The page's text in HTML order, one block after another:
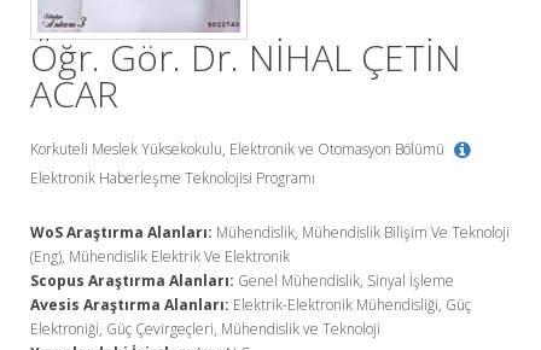
Öğr. Gör. Dr. NİHAL ÇETİN
ACAR
Korkuteli Meslek Yüksekokulu, Elektronik ve Otomasyon Bölümü
Elektronik Haberleşme Teknolojisi Programı
WoS Araştırma Alanları: Mühendislik, Mühendislik Bilişim Ve Teknoloji
(Eng), Mühendislik Elektrik Ve Elektronik
Scopus Araştırma Alanları: Genel Mühendislik, Sinyal İşleme
Avesis Araştırma Alanları: Elektrik-Elektronik Mühendisliği, Güç
Elektroniği, Güç Çevirgeçleri, Mühendislik ve Teknoloji